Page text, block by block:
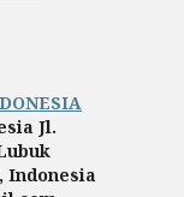
Jl.
Indonesia